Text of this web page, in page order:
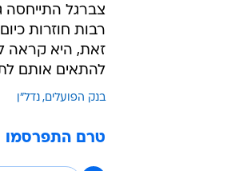
צברגל התייחסה
רבות חוזרות
זאת, היא קראה
להתאים אותם
בנק הפועלים נדל"ן
טרם התפרסמו